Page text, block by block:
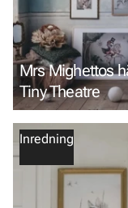
Mrs Mighettos
Tiny Theatre
Inredning